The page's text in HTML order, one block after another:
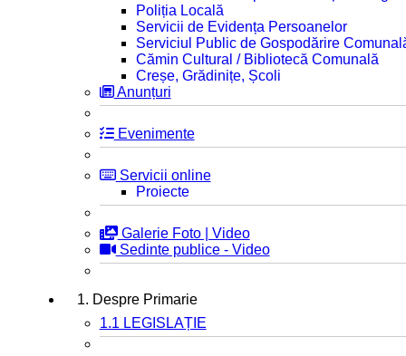
Poliția Locală
Servicii de Evidența Persoanelor
Serviciul Public de Gospodărire
Cămin Cultural / Bibliotecă Comunală
Creșe, Grădinițe, Școli
Anunțuri
Evenimente
Servicii online
Proiecte
Galerie Foto | Video
Sedinte publice - Video
1. Despre Primarie
1.1 LEGISLAȚIE